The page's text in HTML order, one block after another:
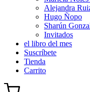
Alejandra
Hugo Ñopo
Sharún
Invitados
el libro del mes
Suscríbete
Tienda
Carrito